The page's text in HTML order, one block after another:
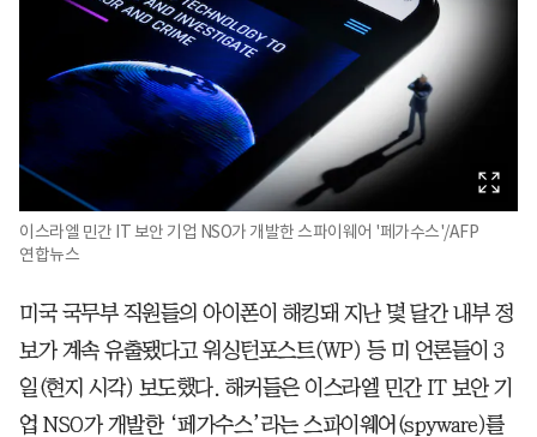
이스라엘 민간 IT 보안 기업 NSO가 개발한 스파이웨어 '페가수스'/AFP
연합뉴스
미국 국무부 직원들의 아이폰이 해킹돼 지난 몇 달간 내부 정
보가 계속 유출됐다고 워싱턴포스트(WP) 등 미 언론들이 3
일(현지 시각) 보도했다. 해커들은 이스라엘 민간 IT 보안 기
업 NSO가 개발한 ‘페가수스’라는 스파이웨어(spyware)를